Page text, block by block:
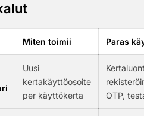
Miten toimii Paras
Uusi
kertakäyttöosoite
per käyttökerta
OTP,